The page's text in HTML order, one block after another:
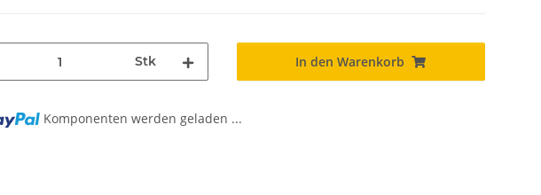
Stk In den Warenkorb
Komponenten werden geladen ...